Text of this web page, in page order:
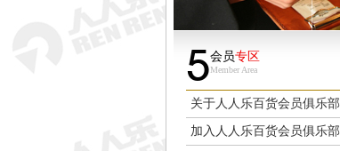
5会员专区
Member Area
关于人人乐百货会员俱乐部
加入人人乐百货会员俱乐部